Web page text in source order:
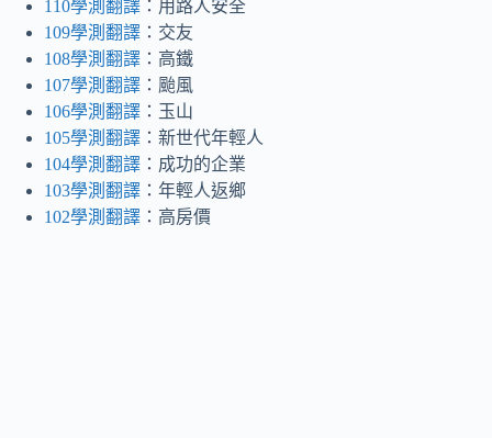
110學測翻譯 ：用路人安全
109學測翻譯 ：交友
108學測翻譯 ：高鐵
107學測翻譯 ：颱風
106學測翻譯 ：玉山
105學測翻譯 ：新世代年輕人
104學測翻譯 ：成功的企業
103學測翻譯 ：年輕人返鄉
102學測翻譯 ：高房價